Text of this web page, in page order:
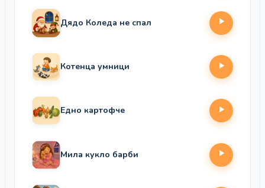
Дядо Коледа не спал
Котенца умници
Едно картофче
Мила кукло барби